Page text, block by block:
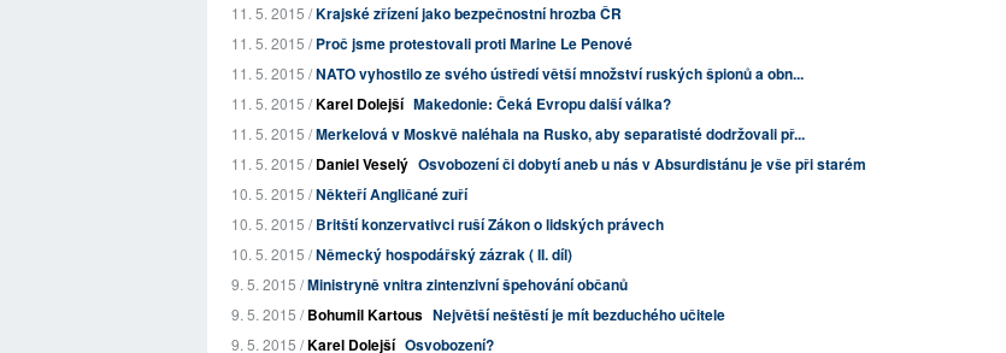
11. 5. 2015 /Krajské zřízení jako bezpečnostní hrozba ČR
11. 5. 2015 /Proč jsme protestovali proti Marine Le Penové
11. 5. 2015 /NATO vyhostilo ze svého ústředí větší množství ruských špionů a obn...
11. 5. 2015 /Karel Dolejší Makedonie: Čeká Evropu další válka?
11. 5. 2015 /Merkelová v Moskvě naléhala na Rusko, aby separatisté dodržovali př...
11. 5. 2015 /Daniel Veselý Osvobození či dobytí aneb u nás v Absurdistánu je vše při starém
10. 5. 2015 /Někteří Angličané zuří
10. 5. 2015 /Britští konzervativci ruší Zákon o lidských právech
10. 5. 2015 /Německý hospodářský zázrak ( II. díl)
9. 5. 2015 /Ministryně vnitra zintenzivní špehování občanů
9. 5. 2015 /Bohumil Kartous Největší neštěstí je mít bezduchého učitele
9. 5. 2015 /Karel Dolejší Osvobození?